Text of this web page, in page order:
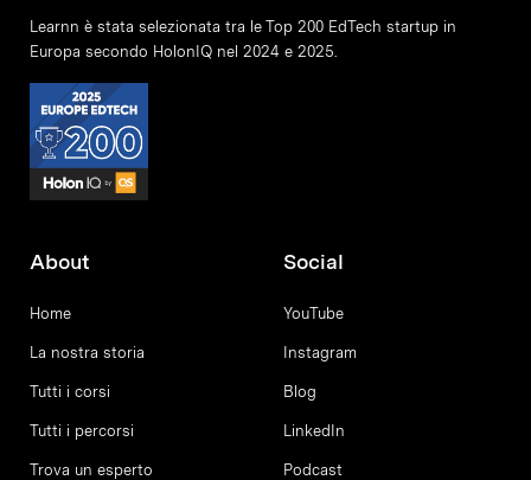
Learnn è stata selezionata tra le Top 200 EdTech startup in
Europa secondo HolonIQ nel 2024 e 2025.
About
Home
La nostra storia
Tutti i corsi
Tutti i percorsi
Trova un esperto
Social
YouTube
Instagram
Blog
LinkedIn
Podcast